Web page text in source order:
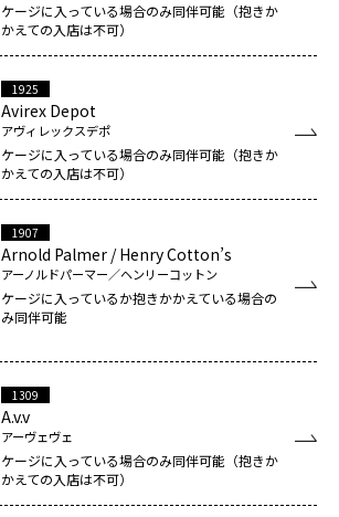
ケージに入っている場合のみ同伴可能（抱きか
かえての入店は不可）
1925
Avirex Depot
アヴィレックスデポ
ケージに入っている場合のみ同伴可能（抱きか
かえての入店は不可）
1907
Arnold Palmer / Henry Cotton’s
アーノルドパーマー／ヘンリーコットン
ケージに入っているか抱きかかえている場合の
み同伴可能
1309
A.v.v
アーヴェヴェ
ケージに入っている場合のみ同伴可能（抱きか
かえての入店は不可）